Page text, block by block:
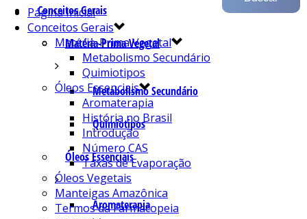
Conceitos Gerais
Matéria-Prima Vegetal
Metabolismo Secundário
Quimiotipos
Óleos Essenciais
Aromaterapia
Página Inicial
Conceitos Gerais
Matéria-Prima Vegetal
Metabolismo Secundário
Quimiotipos
Óleos Essenciais
Aromaterapia
História no Brasil
Introdução
Número CAS
Taxas de Evaporação
Óleos Vegetais
Manteigas Amazônica
Termos da Farmacopeia